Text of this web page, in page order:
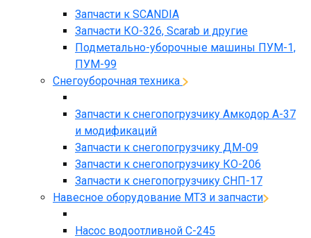
Запчасти к SCANDIA
Запчасти КО-326, Scarab и другие
Подметально-уборочные машины ПУМ-1,
ПУМ-99
Снегоуборочная техника
Запчасти к снегопогрузчику Амкодор А-37
и модификаций
Запчасти к снегопогрузчику ДМ-09
Запчасти к снегопогрузчику КО-206
Запчасти к снегопогрузчику СНП-17
Навесное оборудование МТЗ и запчасти
Насос водоотливной С-245